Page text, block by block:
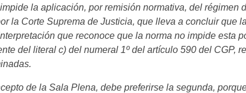
la aplicación, por remisión normativa, del régimen
la Corte Suprema de Justicia, que lleva a concluir que
que reconoce que la norma no impide esta
del literal c) del numeral 1º del artículo 590 del CGP,
de la Sala Plena, debe preferirse la segunda,